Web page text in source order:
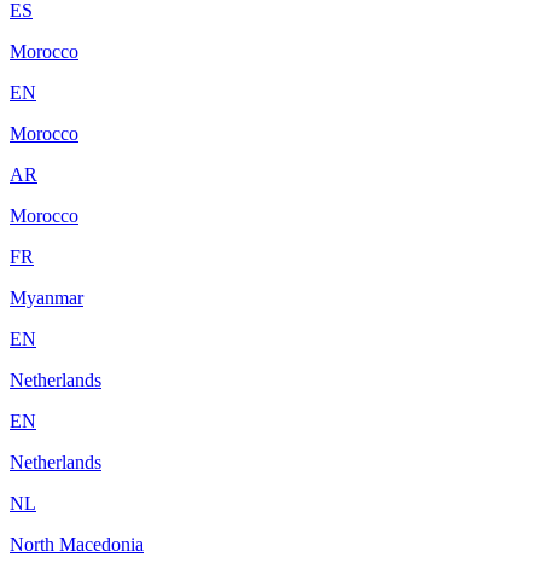
ES
Morocco
EN
Morocco
AR
Morocco
FR
Myanmar
EN
Netherlands
EN
Netherlands
NL
North Macedonia